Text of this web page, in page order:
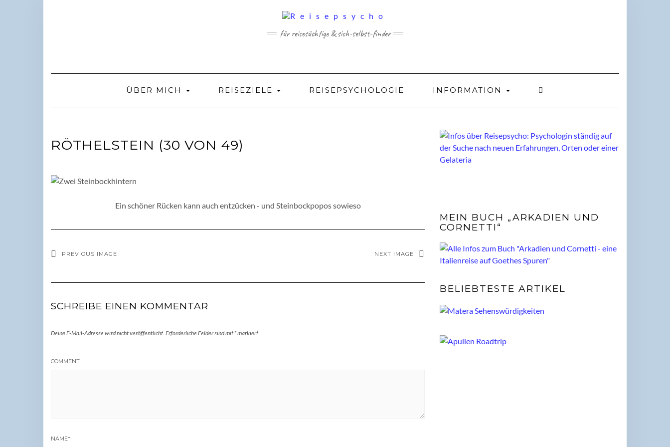
für reisesüchtige & sich-selbst-finder
ÜBER MICH REISEZIELE REISEPSYCHOLOGIE INFORMATION
RÖTHELSTEIN (30 VON 49)
Ein schöner Rücken kann auch entzücken - und Steinbockpopos sowieso
PREVIOUS IMAGE NEXT IMAGE
SCHREIBE EINEN KOMMENTAR
Deine E-Mail-Adresse wird nicht veröffentlicht. Erforderliche Felder sind mit *markiert
COMMENT
NAME*
MEIN BUCH „ARKADIEN UND
CORNETTI“
BELIEBTESTE ARTIKEL